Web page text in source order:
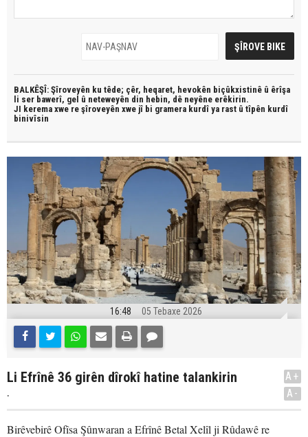
BALKÊŞÎ: Şîroveyên ku têde; çêr, heqaret, hevokên biçûkxistinê û êrîşa
li ser bawerî, gel û neteweyên din hebin, dê neyêne erêkirin.
JI kerema xwe re şîroveyên xwe jî bi gramera kurdî ya rast û tîpên kurdî
binivîsin
16:48 05 Tebaxe 2026
Li Efrînê 36 girên dîrokî hatine talankirin
.
A+
A-
Birêvebirê Ofîsa Şûnwaran a Efrînê Betal Xelîl ji Rûdawê re